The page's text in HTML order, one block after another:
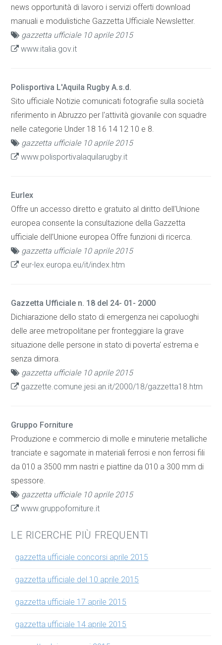
news opportunità di lavoro i servizi offerti download
manuali e modulistiche Gazzetta Ufficiale Newsletter.
gazzetta ufficiale 10 aprile 2015
www.italia.gov.it
Polisportiva L'Aquila Rugby A.s.d.
Sito ufficiale Notizie comunicati fotografie sulla società
riferimento in Abruzzo per l'attività giovanile con squadre
nelle categorie Under 18 16 14 12 10 e 8.
gazzetta ufficiale 10 aprile 2015
www.polisportivalaquilarugby.it
Eurlex
Offre un accesso diretto e gratuito al diritto dell'Unione
europea consente la consultazione della Gazzetta
ufficiale dell’Unione europea Offre funzioni di ricerca.
gazzetta ufficiale 10 aprile 2015
eur-lex.europa.eu/it/index.htm
Gazzetta Ufficiale n. 18 del 24- 01- 2000
Dichiarazione dello stato di emergenza nei capoluoghi
delle aree metropolitane per fronteggiare la grave
situazione delle persone in stato di poverta' estrema e
senza dimora.
gazzetta ufficiale 10 aprile 2015
gazzette.comune.jesi.an.it/2000/18/gazzetta18.htm
Gruppo Forniture
Produzione e commercio di molle e minuterie metalliche
tranciate e sagomate in materiali ferrosi e non ferrosi fili
da 010 a 3500 mm nastri e piattine da 010 a 300 mm di
spessore.
gazzetta ufficiale 10 aprile 2015
www.gruppoforniture.it
LE RICERCHE PIÙ FREQUENTI
gazzetta ufficiale concorsi aprile 2015
gazzetta ufficiale del 10 aprile 2015
gazzetta ufficiale 17 aprile 2015
gazzetta ufficiale 14 aprile 2015